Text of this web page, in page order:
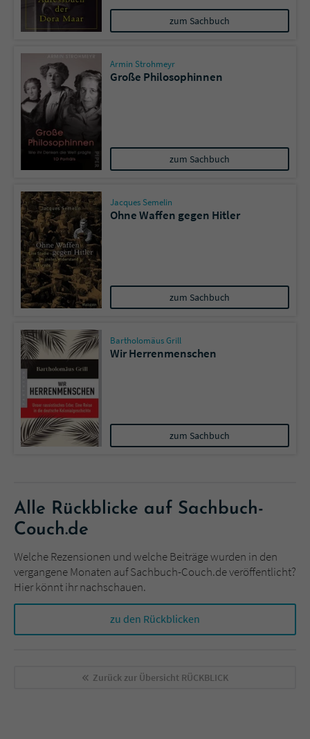
zum Sachbuch
Armin Strohmeyr
Große Philosophinnen
zum Sachbuch
Jacques Semelin
Ohne Waffen gegen Hitler
zum Sachbuch
Bartholomäus Grill
Wir Herrenmenschen
zum Sachbuch
Alle Rückblicke auf Sachbuch-
Couch.de
Welche Rezensionen und welche Beiträge wurden in den
vergangene Monaten auf Sachbuch-Couch.de veröffentlicht?
Hier könnt ihr nachschauen.
zu den Rückblicken
Zurück zur Übersicht RÜCKBLICK
Name tx_pwcomments_ahash
Anbieter Literatur-Couch Medien GmbH & Co. KG
Laufzeit 1 Jahr
Zweck
Name fe_typo_user
Anbieter Literatur-Couch Medien GmbH & Co. KG
Laufzeit Session
Zweck
Dieses Cookie gewährleistet die
Kommunikation der Webseite mit dem
Benutzer. Es wird benötigt um z. B. den
Sicherheitscode des Kontaktformulars zu
überprüfen.